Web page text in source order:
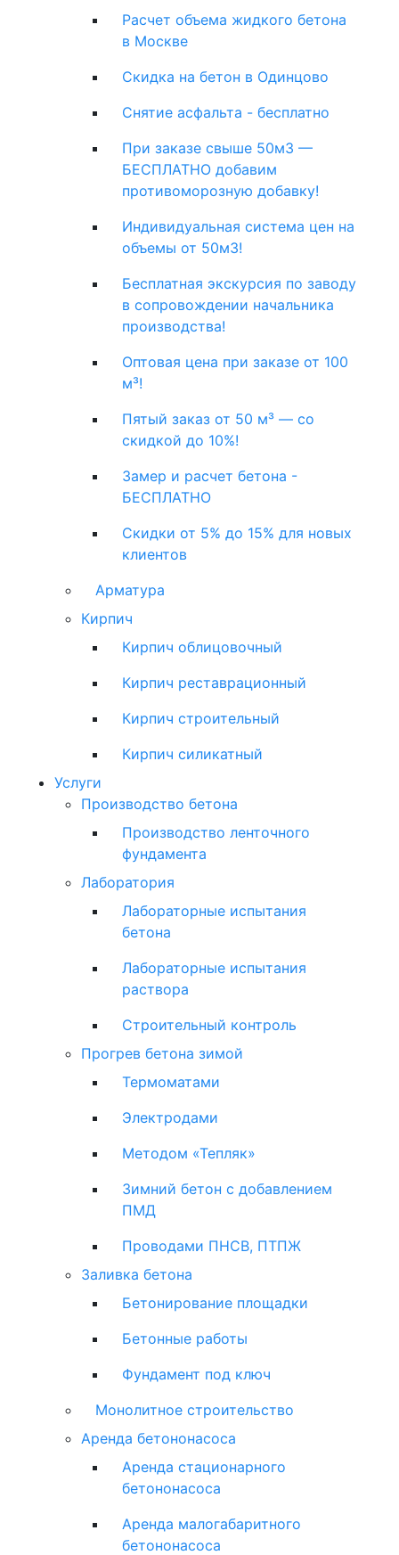
Расчет объема жидкого бетона
в Москве
Скидка на бетон в Одинцово
Снятие асфальта - бесплатно
При заказе свыше 50м3 —
БЕСПЛАТНО добавим
противоморозную добавку!
Индивидуальная система цен на
объемы от 50м3!
Бесплатная экскурсия по заводу
в сопровождении начальника
производства!
Оптовая цена при заказе от 100
м³!
Пятый заказ от 50 м³ — со
скидкой до 10%!
Замер и расчет бетона -
БЕСПЛАТНО
Скидки от 5% до 15% для новых
клиентов
Арматура
Кирпич
Кирпич облицовочный
Кирпич реставрационный
Кирпич строительный
Кирпич силикатный
Услуги
Производство бетона
Производство ленточного
фундамента
Лаборатория
Лабораторные испытания
бетона
Лабораторные испытания
раствора
Строительный контроль
Прогрев бетона зимой
Термоматами
Электродами
Методом «Тепляк»
Зимний бетон с добавлением
ПМД
Проводами ПНСВ, ПТПЖ
Заливка бетона
Бетонирование площадки
Бетонные работы
Фундамент под ключ
Монолитное строительство
Аренда бетононасоса
Аренда стационарного
бетононасоса
Аренда малогабаритного
бетононасоса